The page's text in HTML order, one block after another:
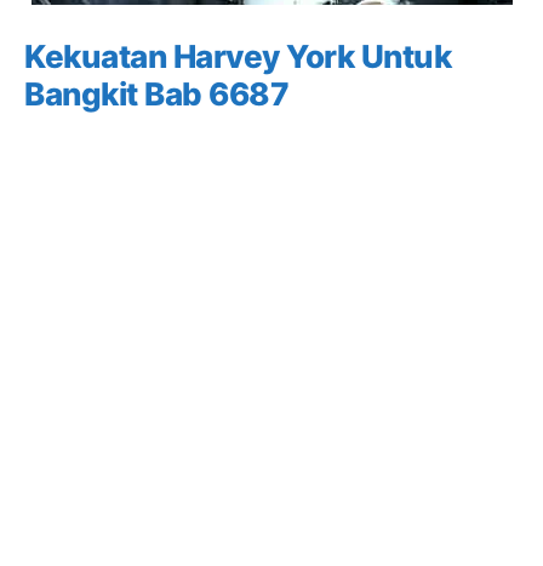
Kekuatan Harvey York Untuk
Bangkit Bab 6687